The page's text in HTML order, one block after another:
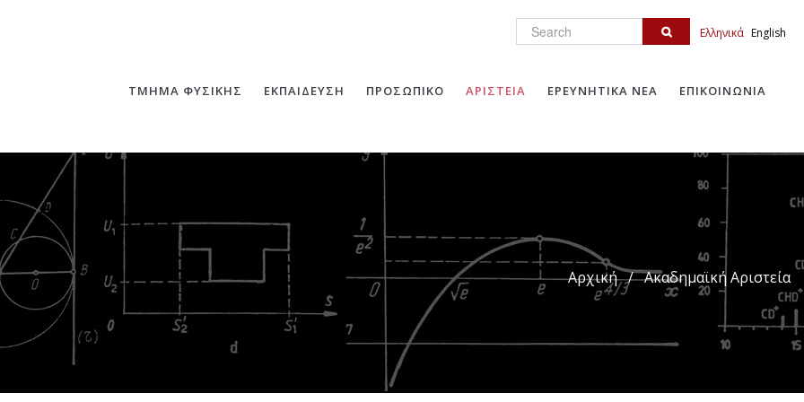
Search Ελληνικά English
ΤΜΗΜΑ ΦΥΣΙΚΗΣ ΕΚΠΑΙΔΕΥΣΗ ΠΡΟΣΩΠΙΚΟ ΑΡΙΣΤΕΙΑ ΕΡΕΥΝΗΤΙΚΑ ΝΕΑ ΕΠΙΚΟΙΝΩΝΙΑ
Αρχική / Ακαδημαϊκή Αριστεία